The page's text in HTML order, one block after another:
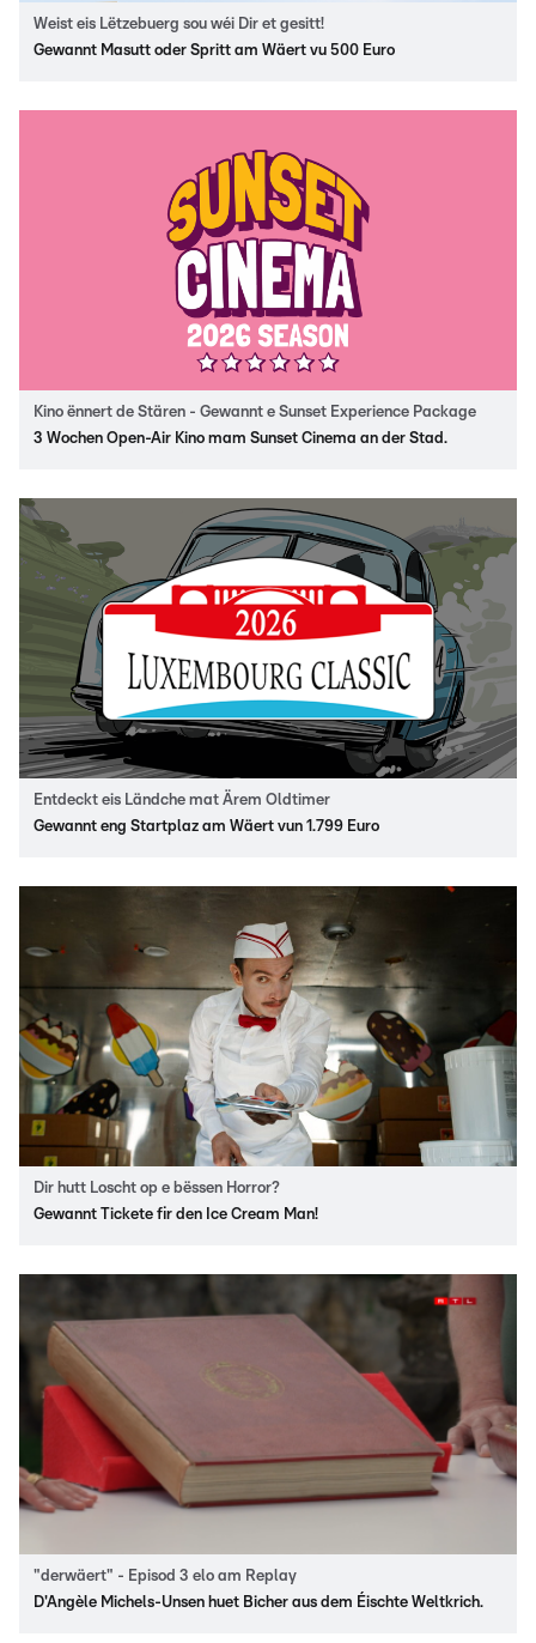
Weist eis Lëtzebuerg sou wéi Dir et gesitt!
Gewannt Masutt oder Spritt am Wäert vu 500 Euro
Kino ënnert de Stären - Gewannt e Sunset Experience Package
3 Wochen Open-Air Kino mam Sunset Cinema an der Stad.
Entdeckt eis Ländche mat Ärem Oldtimer
Gewannt eng Startplaz am Wäert vun 1.799 Euro
Dir hutt Loscht op e bëssen Horror?
Gewannt Tickete fir den Ice Cream Man!
"derwäert" - Episod 3 elo am Replay
D'Angèle Michels-Unsen huet Bicher aus dem Éischte Weltkrich.